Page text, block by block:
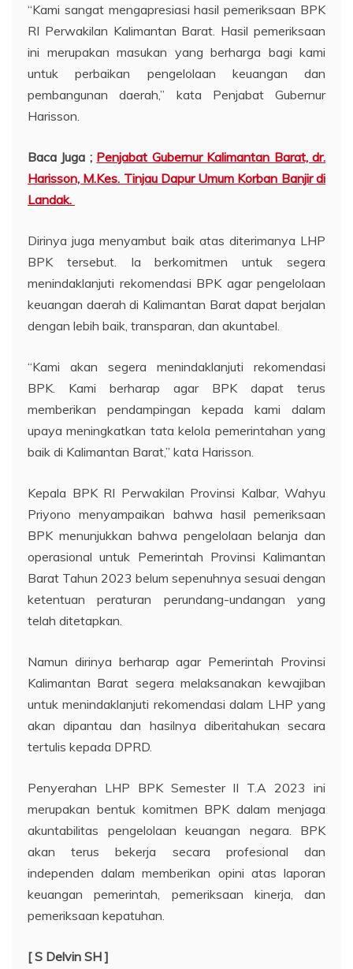
“Kami sangat mengapresiasi hasil pemeriksaan BPK
RI Perwakilan Kalimantan Barat. Hasil pemeriksaan
ini merupakan masukan yang berharga bagi kami
untuk perbaikan pengelolaan keuangan dan
pembangunan daerah,” kata Penjabat Gubernur
Harisson.
Baca Juga ; Penjabat Gubernur Kalimantan Barat, dr.
Harisson, M.Kes. Tinjau Dapur Umum Korban Banjir di
Landak.
Dirinya juga menyambut baik atas diterimanya LHP
BPK tersebut. Ia berkomitmen untuk segera
menindaklanjuti rekomendasi BPK agar pengelolaan
keuangan daerah di Kalimantan Barat dapat berjalan
dengan lebih baik, transparan, dan akuntabel.
“Kami akan segera menindaklanjuti rekomendasi
BPK. Kami berharap agar BPK dapat terus
memberikan pendampingan kepada kami dalam
upaya meningkatkan tata kelola pemerintahan yang
baik di Kalimantan Barat,” kata Harisson.
Kepala BPK RI Perwakilan Provinsi Kalbar, Wahyu
Priyono menyampaikan bahwa hasil pemeriksaan
BPK menunjukkan bahwa pengelolaan belanja dan
operasional untuk Pemerintah Provinsi Kalimantan
Barat Tahun 2023 belum sepenuhnya sesuai dengan
ketentuan peraturan perundang-undangan yang
telah ditetapkan.
Namun dirinya berharap agar Pemerintah Provinsi
Kalimantan Barat segera melaksanakan kewajiban
untuk menindaklanjuti rekomendasi dalam LHP yang
akan dipantau dan hasilnya diberitahukan secara
tertulis kepada DPRD.
Penyerahan LHP BPK Semester II T.A 2023 ini
merupakan bentuk komitmen BPK dalam menjaga
akuntabilitas pengelolaan keuangan negara. BPK
akan terus bekerja secara profesional dan
independen dalam memberikan opini atas laporan
keuangan pemerintah, pemeriksaan kinerja, dan
pemeriksaan kepatuhan.
[ S Delvin SH ]